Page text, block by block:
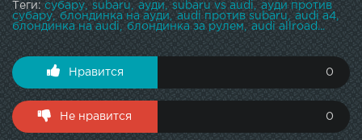
Теги:субару subaru ауди subaru vs audi
ауди против
субару
блондинка на ауди audi против subaru
audi a4
блондинка на audi
блондинка за рулем audi allroad...
Нравится 0
Не нравится 0